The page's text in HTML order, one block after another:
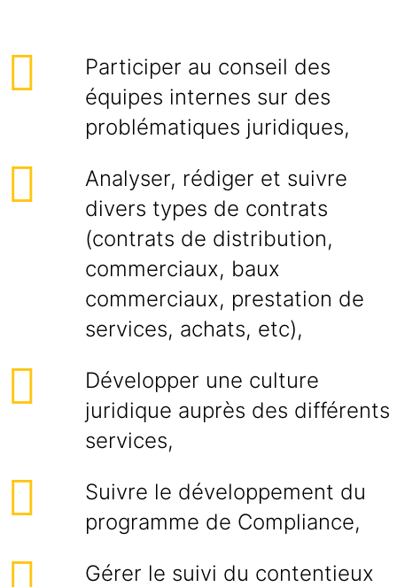
Participer au conseil des
équipes internes sur des
problématiques juridiques,
Analyser, rédiger et suivre
divers types de contrats
(contrats de distribution,
commerciaux, baux
commerciaux, prestation de
services, achats, etc),
Développer une culture
juridique auprès des différents
services,
Suivre le développement du
programme de Compliance,
Gérer le suivi du contentieux